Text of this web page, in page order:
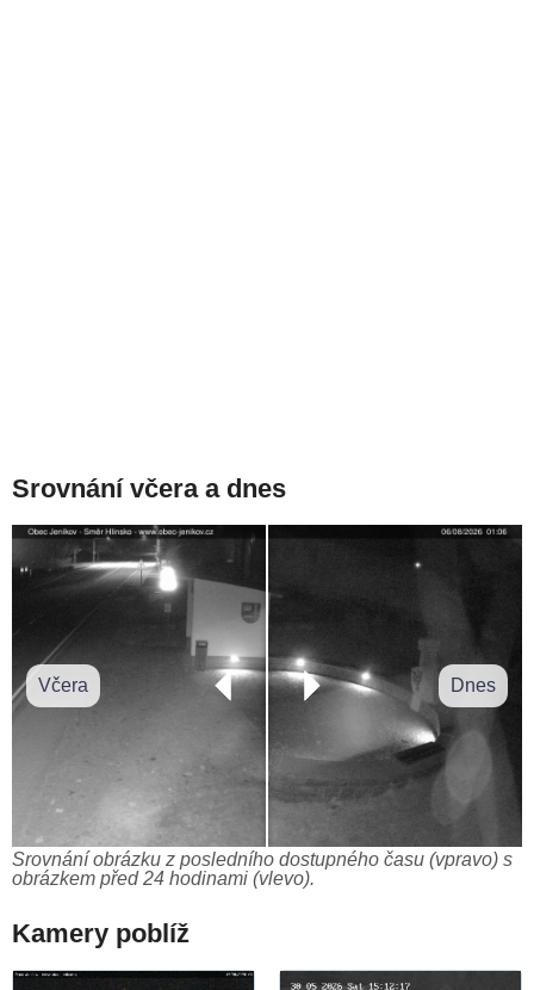
Srovnání včera a dnes
Včera Dnes
Srovnání obrázku z posledního dostupného času (vpravo) s
obrázkem před 24 hodinami (vlevo).
Kamery poblíž